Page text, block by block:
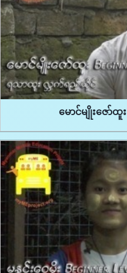
မောင်မျိုးဇော်ထူ